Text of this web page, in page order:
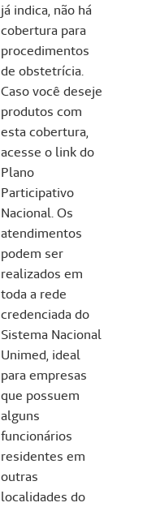
já indica, não há
cobertura para
procedimentos
de obstetrícia.
Caso você deseje
produtos com
esta cobertura,
acesse o link do
Plano
Participativo
Nacional. Os
atendimentos
podem ser
realizados em
toda a rede
credenciada do
Sistema Nacional
Unimed, ideal
para empresas
que possuem
alguns
funcionários
residentes em
outras
localidades do